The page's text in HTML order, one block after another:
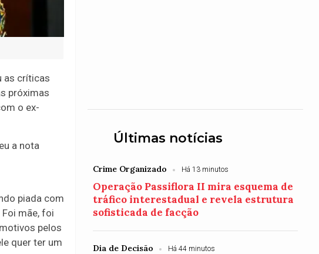
as críticas
próximas
o ex-
a nota
piada com
mãe, foi
pelos
quer ter um
Últimas notícias
Crime Organizado Há 13 minutos
Operação Passiflora II mira esquema de
tráfico interestadual e revela estrutura
sofisticada de facção
Dia de Decisão Há 44 minutos